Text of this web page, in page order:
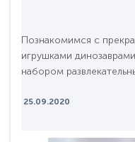
Познакомимся с
игрушками
набором
звуки. Многие
особенностями -
25.09.2020